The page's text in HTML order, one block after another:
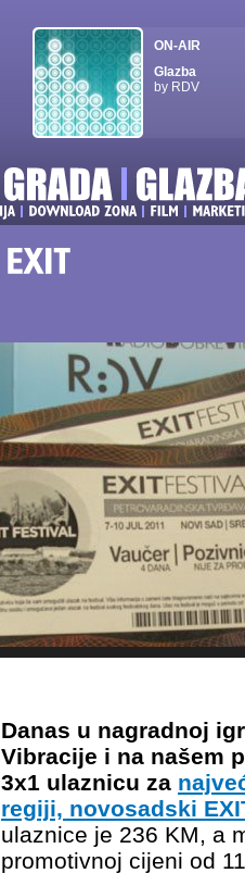
ON-AIR
Glazba
by RDV
Danas u nagradnoj
Vibracije i na našem
3x1 ulaznicu za
regiji, novosadski
ulaznice je 236 KM, a
promotivnoj cijeni od